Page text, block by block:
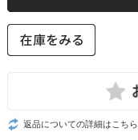
返品についての詳細はこちら